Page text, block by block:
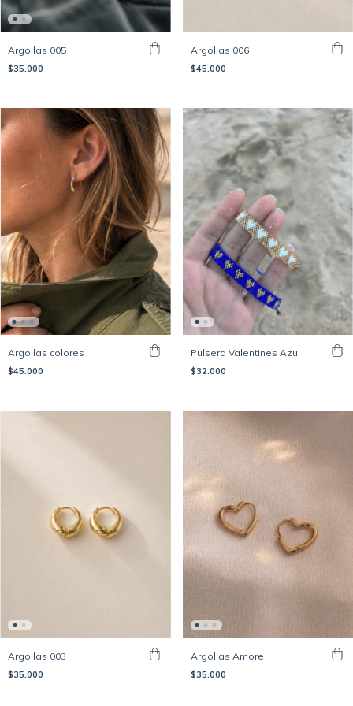
Argollas 005
$35.000
Argollas 006
$45.000
Argollas colores
$45.000
Pulsera Valentines Azul
$32.000
Argollas 003
$35.000
Argollas Amore
$35.000